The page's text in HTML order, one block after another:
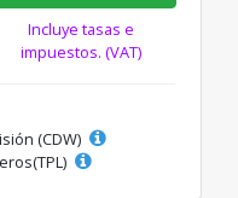
Incluye tasas e
impuestos. (VAT)
(CDW)